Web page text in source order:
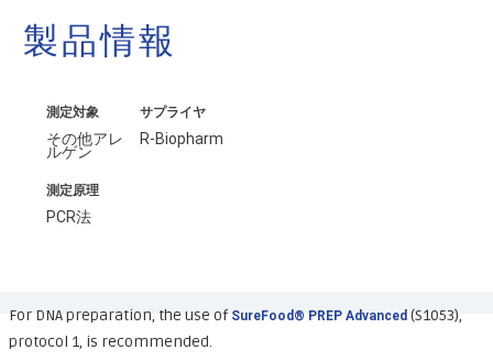
製品情報
測定対象
その他アレ
ルゲン
サプライヤ
R-Biopharm
測定原理
PCR法
For DNA preparation, the use of SureFood® PREP Advanced (S1053),
protocol 1, is recommended.